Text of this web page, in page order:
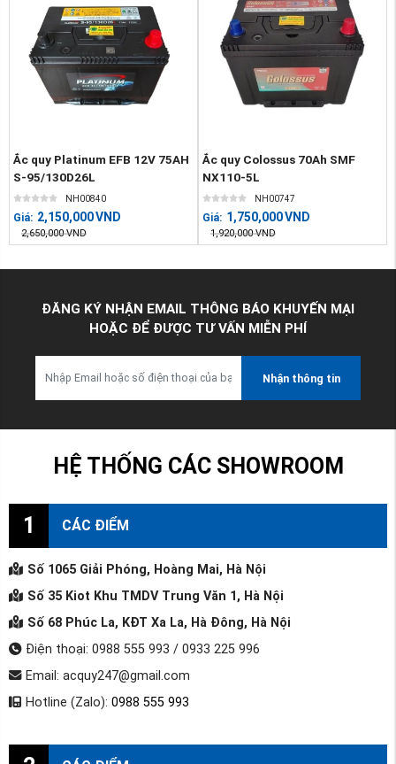
Ắc quy Platinum EFB 12V 75AH
S-95/130D26L
NH00840
Giá: 2,150,000VND
2,650,000 VND
Ắc quy Colossus 70Ah SMF
NX110-5L
NH00747
Giá: 1,750,000VND
1,920,000 VND
ĐĂNG KÝ NHẬN EMAIL THÔNG BÁO KHUYẾN MẠI
HOẶC ĐỂ ĐƯỢC TƯ VẤN MIỄN PHÍ
Nhận thông tin
HỆ THỐNG CÁC SHOWROOM
1 CÁC ĐIỂM
Số 1065 Giải Phóng, Hoàng Mai, Hà Nội
Số 35 Kiot Khu TMDV Trung Văn 1, Hà Nội
Số 68 Phúc La, KĐT Xa La, Hà Đông, Hà Nội
Điện thoại: 0988 555 993 / 0933 225 996
Email: acquy247@gmail.com
Hotline (Zalo): 0988 555 993